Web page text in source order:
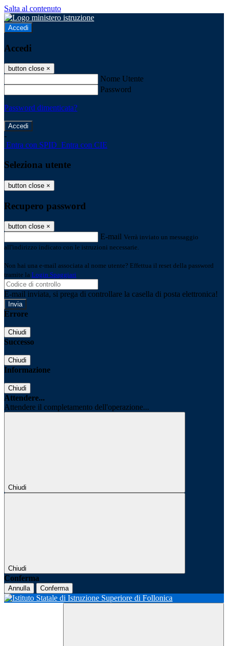
Salta al contenuto
Accedi
Accedi
button close ×
Nome Utente
Password
Password dimenticata?
-
Entra con SPID Entra con CIE
Seleziona utente
button close ×
Recupero password
button close ×
E-mail Verrà inviato un messaggio
all'indirizzo indicato con le istruzioni necessarie.
Non hai una e-mail associata al nome utente? Effettua il reset della password
tramite la Login Spaggiari
E-mail inviata, si prega di controllare la casella di posta elettronica!
Errore
Chiudi
Successo
Chiudi
Informazione
Chiudi
Attendere...
Attendere il completamento dell'operazione...
Chiudi
Chiudi
Conferma
Annulla Conferma